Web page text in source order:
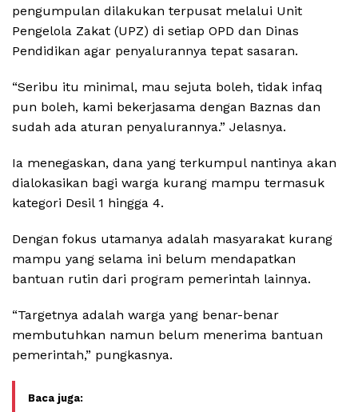
pengumpulan dilakukan terpusat melalui Unit
Pengelola Zakat (UPZ) di setiap OPD dan Dinas
Pendidikan agar penyalurannya tepat sasaran.
“Seribu itu minimal, mau sejuta boleh, tidak infaq
pun boleh, kami bekerjasama dengan Baznas dan
sudah ada aturan penyalurannya.” Jelasnya.
Ia menegaskan, dana yang terkumpul nantinya akan
dialokasikan bagi warga kurang mampu termasuk
kategori Desil 1 hingga 4.
Dengan fokus utamanya adalah masyarakat kurang
mampu yang selama ini belum mendapatkan
bantuan rutin dari program pemerintah lainnya.
“Targetnya adalah warga yang benar-benar
membutuhkan namun belum menerima bantuan
pemerintah,” pungkasnya.